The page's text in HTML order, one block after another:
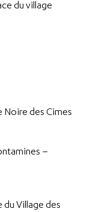
du village
Noire des Cimes
–
du Village des